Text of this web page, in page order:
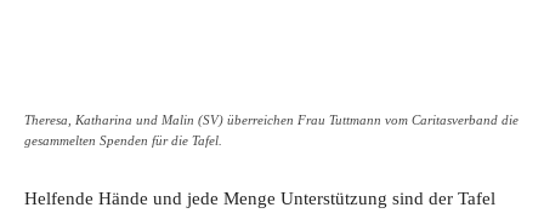
Theresa, Katharina und Malin (SV) überreichen Frau Tuttmann vom Caritasverband die
gesammelten Spenden für die Tafel.
Helfende Hände und jede Menge Unterstützung sind der Tafel